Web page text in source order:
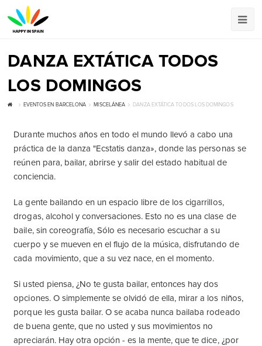
DANZA EXTÁTICA TODOS
LOS DOMINGOS
EVENTOS EN BARCELONA MISCELÁNEA DANZA EXTÁTICA TODOS LOS DOMINGOS
Durante muchos años en todo el mundo llevó a cabo una
práctica de la danza "Ecstatis danza», donde las personas se
reúnen para, bailar, abrirse y salir del estado habitual de
conciencia.
La gente bailando en un espacio libre de los cigarrillos,
drogas, alcohol y conversaciones. Esto no es una clase de
baile, sin coreografía, Sólo es necesario escuchar a su
cuerpo y se mueven en el flujo de la música, disfrutando de
cada movimiento, que a su vez nace, en el momento.
Si usted piensa, ¿No te gusta bailar, entonces hay dos
opciones. O simplemente se olvidó de ella, mirar a los niños,
porque les gusta bailar. O se acaba nunca bailaba rodeado
de buena gente, que no usted y sus movimientos no
apreciarán. Hay otra opción - es la mente, que te dice, ¿por